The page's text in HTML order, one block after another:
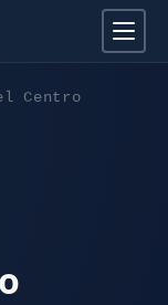
Centro